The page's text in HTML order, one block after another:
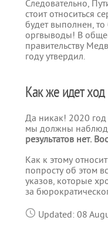
Следовательно,
стоит относиться
будет выполнен,
оргвыводы! В
правительству
году утвердил.
Как же идет ход
Да никак! 2020 год
мы должны
результатов нет.
Как к этому
попросту об этом
указов, которые
за
Updated: 08